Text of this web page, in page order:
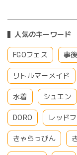
人気のキーワード
FGOフェス 事
リトルマーメイド
水着 シュエン
DORO レッド
きゃらっぴん